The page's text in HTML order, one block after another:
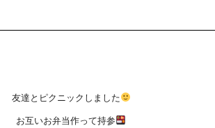
友達とピクニックしました
お互いお弁当作って持参